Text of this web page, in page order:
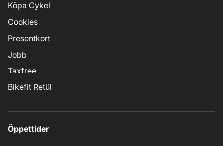
Köpa Cykel
Cookies
Presentkort
Jobb
Taxfree
Bikefit Retül
Öppettider